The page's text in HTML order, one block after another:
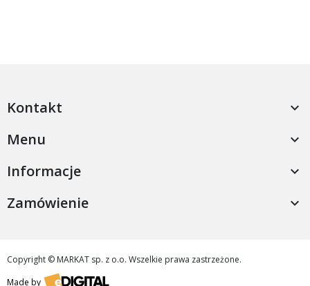
Kontakt 
Menu 
Informacje 
Zamówienie 
Copyright © MARKAT sp. z o.o. Wszelkie prawa zastrzeżone.
Made by